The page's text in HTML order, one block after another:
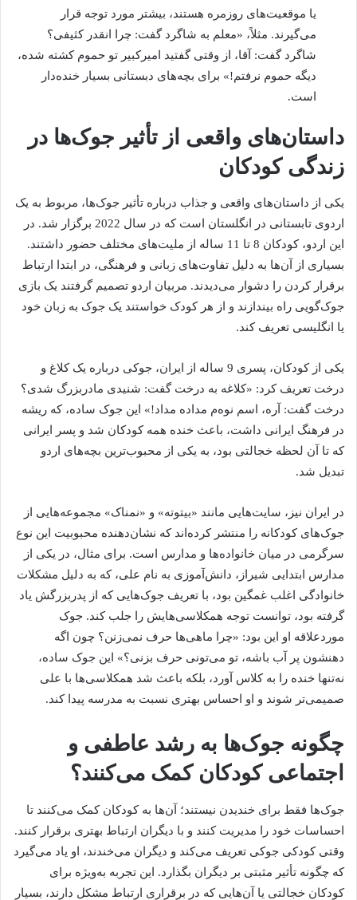
یا موقعیت‌های روزمره هستند، بیشتر مورد توجه قرار
می‌گیرند. مثلاً، «معلم به شاگرد گفت: چرا انقدر کثیفی؟
شاگرد گفت: آقا، از وقتی گفتید امیرکبیر تو حموم کشته شده،
دیگه حموم نرفتم!» برای بچه‌های دبستانی بسیار خنده‌دار
است.
داستان‌های واقعی از تأثیر جوک‌ها در
زندگی کودکان
یکی از داستان‌های واقعی و جذاب درباره تأثیر جوک‌ها، مربوط به یک
اردوی تابستانی در انگلستان است که در سال 2022 برگزار شد. در
این اردو، کودکان 8 تا 11 ساله از ملیت‌های مختلف حضور داشتند.
بسیاری از آن‌ها به دلیل تفاوت‌های زبانی و فرهنگی، در ابتدا ارتباط
برقرار کردن را دشوار می‌دیدند. مربیان اردو تصمیم گرفتند یک بازی
جوک‌گویی راه بیندازند و از هر کودک خواستند یک جوک به زبان خود
یا انگلیسی تعریف کند.
یکی از کودکان، پسری 9 ساله از ایران، جوکی درباره یک کلاغ و
درخت تعریف کرد: «کلاغه به درخت گفت: شنیدی مادربزرگ شدی؟
درخت گفت: آره، اسم نوه‌م مداده مداد!» این جوک ساده، که ریشه
در فرهنگ ایرانی داشت، باعث خنده همه کودکان شد و پسر ایرانی
که تا آن لحظه خجالتی بود، به یکی از محبوب‌ترین بچه‌های اردو
تبدیل شد.
در ایران نیز، سایت‌هایی مانند «بیتوته» و «نمناک» مجموعه‌هایی از
جوک‌های کودکانه را منتشر کرده‌اند که نشان‌دهنده محبوبیت این نوع
سرگرمی در میان خانواده‌ها و مدارس است. برای مثال، در یکی از
مدارس ابتدایی شیراز، دانش‌آموزی به نام علی، که به دلیل مشکلات
خانوادگی اغلب غمگین بود، با تعریف جوک‌هایی که از پدربزرگش یاد
گرفته بود، توانست توجه همکلاسی‌هایش را جلب کند. جوک
موردعلاقه او این بود: «چرا ماهی‌ها حرف نمی‌زنن؟ چون اگه
دهنشون پر آب باشه، تو می‌تونی حرف بزنی؟» این جوک ساده،
نه‌تنها خنده را به کلاس آورد، بلکه باعث شد همکلاسی‌ها با علی
صمیمی‌تر شوند و او احساس بهتری نسبت به مدرسه پیدا کند.
چگونه جوک‌ها به رشد عاطفی و
اجتماعی کودکان کمک می‌کنند؟
جوک‌ها فقط برای خندیدن نیستند؛ آن‌ها به کودکان کمک می‌کنند تا
احساسات خود را مدیریت کنند و با دیگران ارتباط بهتری برقرار کنند.
وقتی کودکی جوکی تعریف می‌کند و دیگران می‌خندند، او یاد می‌گیرد
که چگونه تأثیر مثبتی بر دیگران بگذارد. این تجربه به‌ویژه برای
کودکان خجالتی یا آن‌هایی که در برقراری ارتباط مشکل دارند، بسیار